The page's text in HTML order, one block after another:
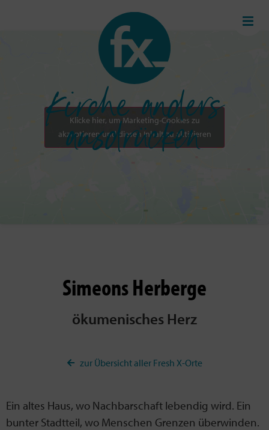
Kirche anders
ausdrücken
Klicke hier, um Marketing-Cookies zu
akzeptieren und diesen Inhalt zu aktivieren
Simeons Herberge
ökumenisches Herz
zur Übersicht aller Fresh X-Orte
Ein altes Haus, wo Nachbarschaft lebendig wird. Ein
bunter Stadtteil, wo Menschen Grenzen überwinden.